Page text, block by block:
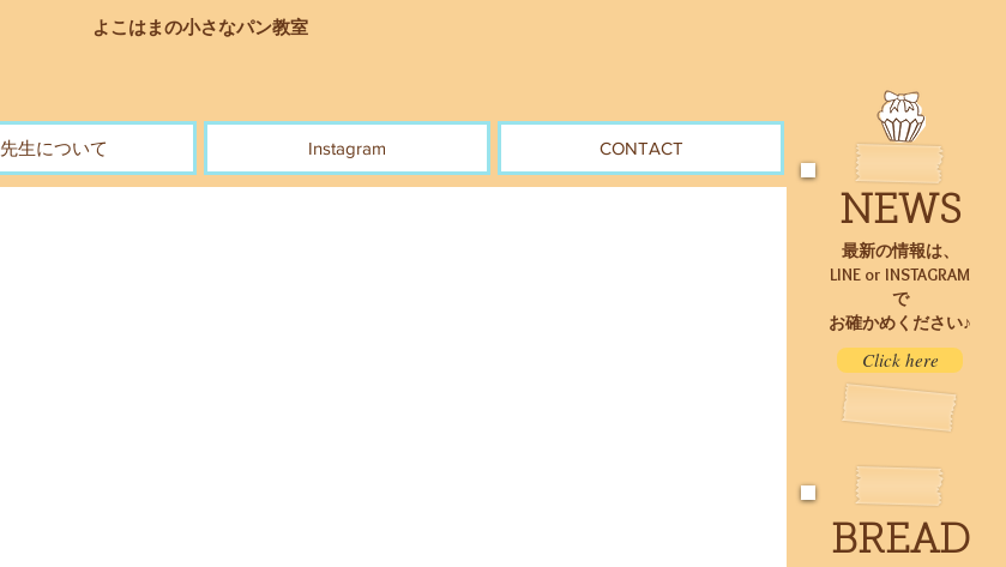
よこはまの小さなパン教室
先生について Instagram CONTACT
NEWS
最新の情報は、
LINE or INSTAGRAM
で
​お確かめください♪
Click here
BREAD